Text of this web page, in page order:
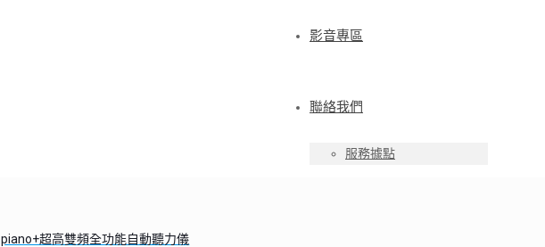
影音專區
聯絡我們
服務據點
piano+超高雙頻全功能自動聽力儀